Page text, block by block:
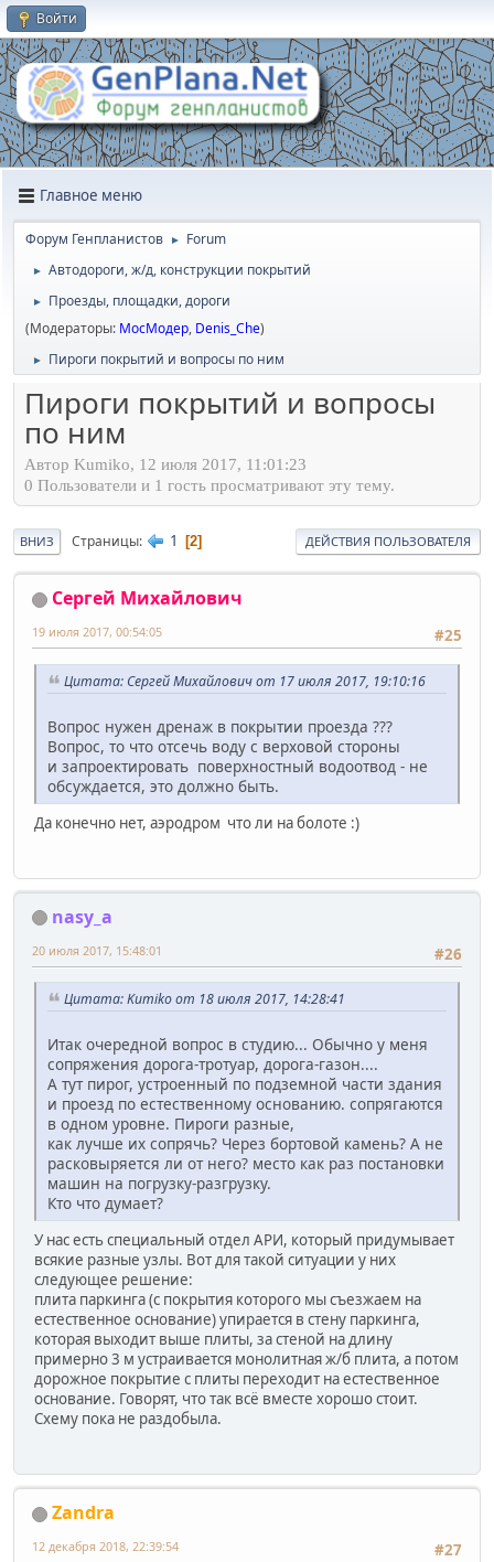
Войти
Главное меню
Форум Генпланистов ► Forum
► Автодороги, ж/д, конструкции покрытий
►
Проезды, площадки, дороги
(Модераторы: МосМодер, Denis_Che)
► Пироги покрытий и вопросы по ним
Пироги покрытий и вопросы
по ним
Автор Kumiko, 12 июля 2017, 11:01:23
0 Пользователи и 1 гость просматривают эту тему.
ВНИЗ Страницы 1 2 ДЕЙСТВИЯ ПОЛЬЗОВАТЕЛЯ
Сергей Михайлович
#25
19 июля 2017, 00:54:05
Цитата: Сергей Михайлович от 17 июля 2017, 19:10:16
Вопрос нужен дренаж в покрытии проезда ???
Вопрос, то что отсечь воду с верховой стороны
и запроектировать поверхностный водоотвод - не
обсуждается, это должно быть.
Да конечно нет, аэродром что ли на болоте :)
nasy_a
#26
20 июля 2017, 15:48:01
Цитата: Kumiko от 18 июля 2017, 14:28:41
Итак очередной вопрос в студию... Обычно у меня
сопряжения дорога-тротуар, дорога-газон....
А тут пирог, устроенный по подземной части здания
и проезд по естественному основанию. сопрягаются
в одном уровне. Пироги разные,
как лучше их сопрячь? Через бортовой камень? А не
расковыряется ли от него? место как раз постановки
машин на погрузку-разгрузку.
Кто что думает?
У нас есть специальный отдел АРИ, который придумывает
всякие разные узлы. Вот для такой ситуации у них
следующее решение:
плита паркинга (с покрытия которого мы съезжаем на
естественное основание) упирается в стену паркинга,
которая выходит выше плиты, за стеной на длину
примерно 3 м устраивается монолитная ж/б плита, а потом
дорожное покрытие с плиты переходит на естественное
основание. Говорят, что так всё вместе хорошо стоит.
Схему пока не раздобыла.
Zandra
#27
12 декабря 2018, 22:39:54